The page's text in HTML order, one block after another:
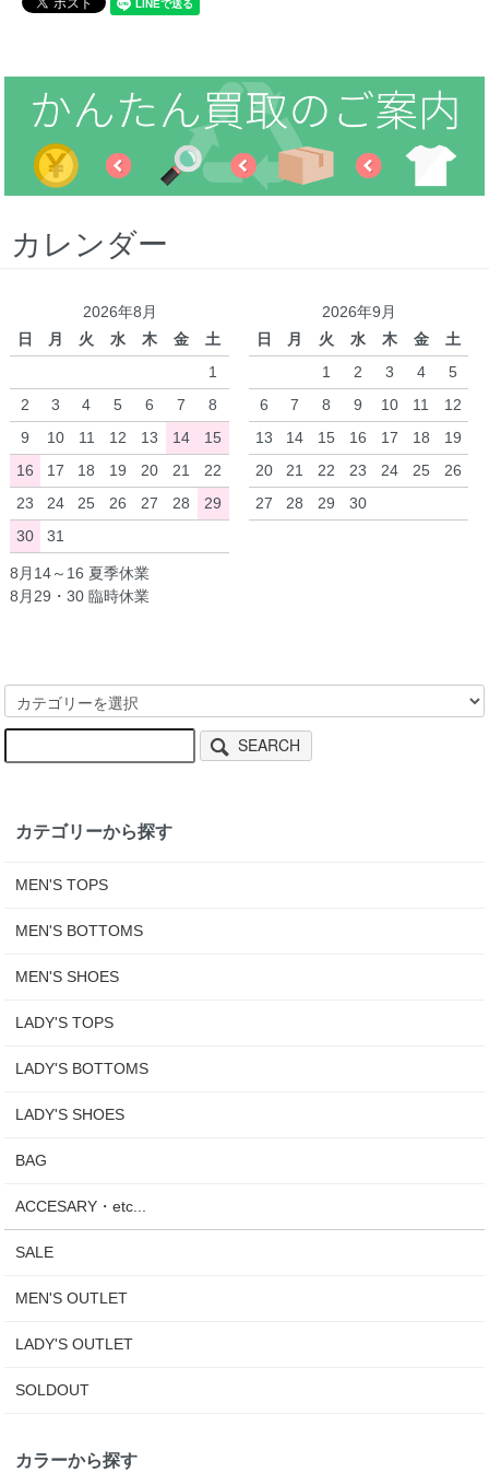
カレンダー
2026年8月
日
月 火 水 木 金
土
1
2
3 4 5 6 7
8
9
10 11 12 13 14
15
16
17 18 19 20 21
22
23
24 25 26 27 28
29
30
31
2026年9月
日
月 火 水 木 金
土
1
2 3 4
5
6
7 8 9 10 11
12
13
14 15 16 17 18
19
20
21 22 23 24 25
26
27
28 29 30
8月14～16 夏季休業
8月29・30 臨時休業
SEARCH
カテゴリーから探す
MEN'S TOPS
MEN'S BOTTOMS
MEN'S SHOES
LADY'S TOPS
LADY'S BOTTOMS
LADY'S SHOES
BAG
ACCESARY・etc...
SALE
MEN'S OUTLET
LADY'S OUTLET
SOLDOUT
カラーから探す